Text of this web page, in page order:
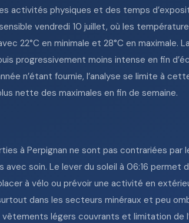
activités physiques et des temps
vendredi 10 juillet, où les
22°C en minimale et 28°C en maximale.
progressivement moins intense en fin
n’étant fournie, l’analyse se limite à
nette des maximales en fin de semaine.
à Perpignan ne sont pas contrariées par
soin. Le lever du soleil à 06:16 permet
à vélo ou prévoir une activité en
dans les secteurs minéraux et peu
légers couvrants et limitation de